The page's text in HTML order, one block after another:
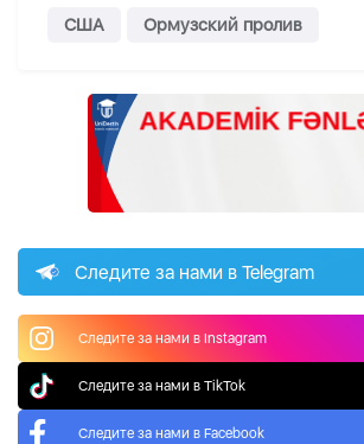
США Ормузский пролив
Следите за нами в Telegram
Следите за нами в Instagram
Следите за нами в TikTok
Следите за нами в Facebook